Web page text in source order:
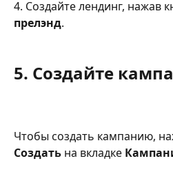
4. Создайте лендинг, нажав
прелэнд.
5. Создайте
Чтобы создать кампанию,
Создать на вкладке